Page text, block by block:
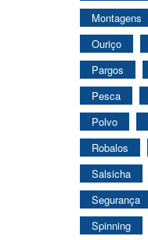
Montagens
Ouriço
Pargos
Pesca
Polvo
Robalos
Salsicha
Segurança
Spinning